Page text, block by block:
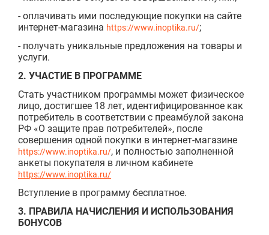
- оплачивать ими последующие покупки на сайте
интернет-магазина https://www.inoptika.ru/;
- получать уникальные предложения на товары и
услуги.
2. УЧАСТИЕ В ПРОГРАММЕ
Стать участником программы может физическое
лицо, достигшее 18 лет, идентифицированное как
потребитель в соответствии с преамбулой закона
РФ «О защите прав потребителей», после
совершения одной покупки в интернет-магазине
https://www.inoptika.ru/, и полностью заполненной
анкеты покупателя в личном кабинете
https://www.inoptika.ru/
Вступление в программу бесплатное.
3. ПРАВИЛА НАЧИСЛЕНИЯ И ИСПОЛЬЗОВАНИЯ
БОНУСОВ